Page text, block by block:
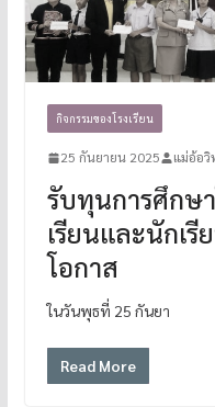
กิจกรรมของโรงเรียน
25 กันยายน 2025 แม่อ้อ
รับทุนการศึกษ
เรียนและนักเ
โอกาส
ในวันพุธที่ 25 กันยา
Read More